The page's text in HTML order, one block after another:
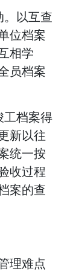
。以互查
位档案
相学
员档案
工档案得
新以往
统一按
收过程
案的查
理难点